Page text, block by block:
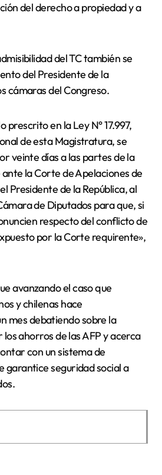
del derecho a propiedad y a
del TC también se
del Presidente de la
cámaras del Congreso.
prescrito en la Ley N° 17.997,
de esta Magistratura, se
veinte días a las partes de la
la Corte de Apelaciones de
Presidente de la República, al
de Diputados para que, si
respecto del conflicto de
por la Corte requirente»,
avanzando el caso que
y chilenas hace
mes debatiendo sobre la
ahorros de las AFP y acerca
con un sistema de
garantice seguridad social a